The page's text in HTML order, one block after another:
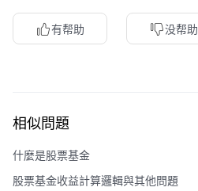
有帮助 没帮助
相似問題
什麼是股票基金
股票基金收益計算邏輯與其他問題